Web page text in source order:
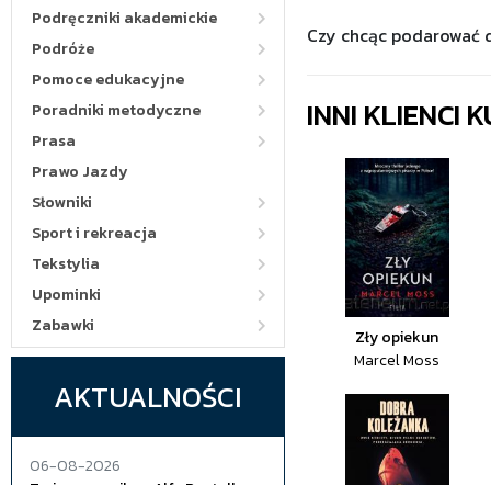
Podręczniki akademickie
Podróże
Pomoce edukacyjne
Poradniki metodyczne
Prasa
Prawo Jazdy
Słowniki
Sport i rekreacja
Tekstylia
Upominki
Zabawki
AKTUALNOŚCI
06-08-2026
Czy chcąc podarować
INNI KLIENCI
Zły opiekun
Marcel Moss